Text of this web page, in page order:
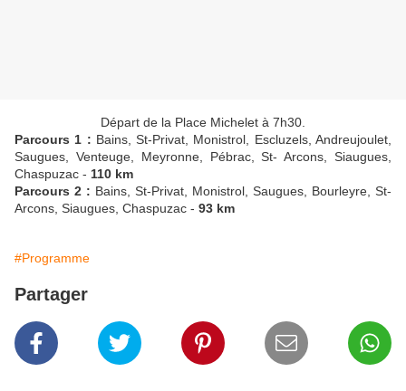
Départ de la Place Michelet à 7h30.
Parcours 1 : Bains, St-Privat, Monistrol, Escluzels, Andreujoulet,
Saugues, Venteuge, Meyronne, Pébrac, St- Arcons, Siaugues,
Chaspuzac - 110 km
Parcours 2 : Bains, St-Privat, Monistrol, Saugues, Bourleyre, St-
Arcons, Siaugues, Chaspuzac - 93 km
#Programme
Partager